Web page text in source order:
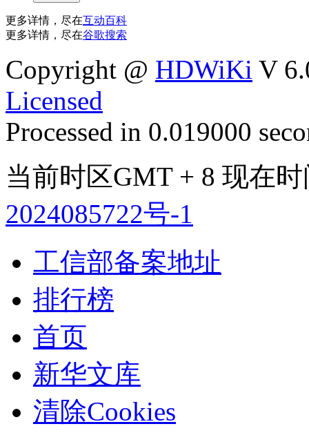
更多详情，尽在互动百科
更多详情，尽在谷歌搜索
Copyright @ HDWiKi V
Licensed
Processed in 0.019000
当前时区GMT + 8 现在
2024085722号-1
工信部备案地址
排行榜
首页
新华文库
清除Cookies